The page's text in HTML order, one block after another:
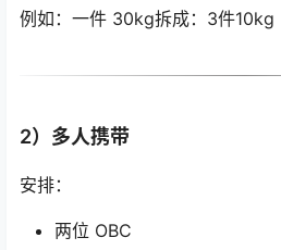
例如：一件 30kg拆成：3件10kg
2）多人携带
安排：
两位 OBC